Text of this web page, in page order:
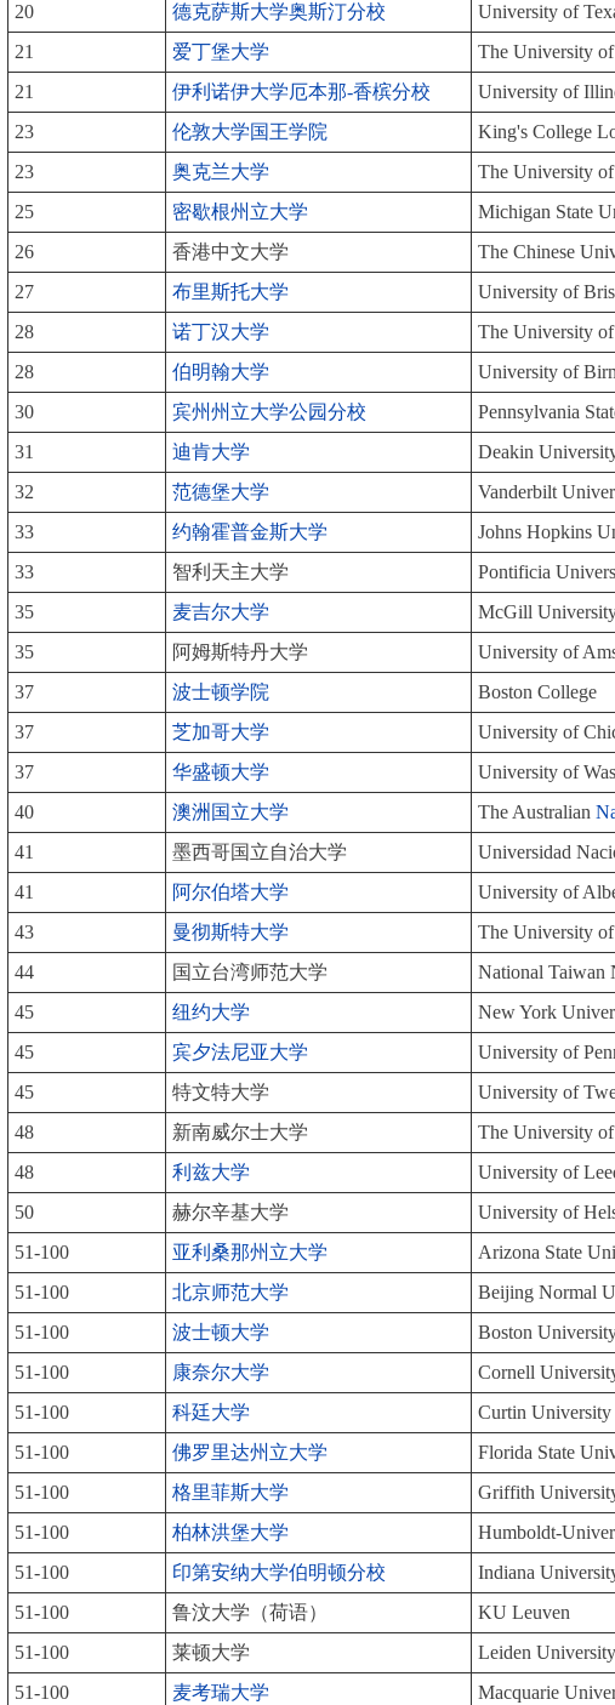
20
德克萨斯大学奥斯汀分校 University of
21
爱丁堡大学 The University
21
伊利诺伊大学厄本那-香槟分校 University of
23
伦敦大学国王学院 King's College
23
奥克兰大学 The University
25
密歇根州立大学 Michigan State
26
香港中文大学 The Chinese
27
布里斯托大学 University of
28
诺丁汉大学 The University
28
伯明翰大学 University of
30
宾州州立大学公园分校 Pennsylvania
31
迪肯大学 Deakin
32
范德堡大学 Vanderbilt
33
约翰霍普金斯大学 Johns Hopkins
33
智利天主大学 Pontificia
35
麦吉尔大学 McGill
35
阿姆斯特丹大学 University of
37
波士顿学院 Boston College
37
芝加哥大学 University of
37
华盛顿大学 University of
40
澳洲国立大学 The Australian
41
墨西哥国立自治大学 Universidad
41
阿尔伯塔大学 University of
43
曼彻斯特大学 The University
44
国立台湾师范大学 National Taiwan
45
纽约大学 New York
45
宾夕法尼亚大学 University of
45
特文特大学 University of
48
新南威尔士大学 The University
48
利兹大学 University of
50
赫尔辛基大学 University of
51-100
亚利桑那州立大学 Arizona State
51-100
北京师范大学 Beijing Normal
51-100
波士顿大学 Boston
51-100
康奈尔大学 Cornell
51-100
科廷大学 Curtin University
51-100
佛罗里达州立大学 Florida State
51-100
格里菲斯大学 Griffith
51-100
柏林洪堡大学 Humboldt-
51-100
印第安纳大学伯明顿分校 Indiana
51-100
鲁汶大学（荷语） KU Leuven
51-100
莱顿大学 Leiden University
51-100
麦考瑞大学 Macquarie